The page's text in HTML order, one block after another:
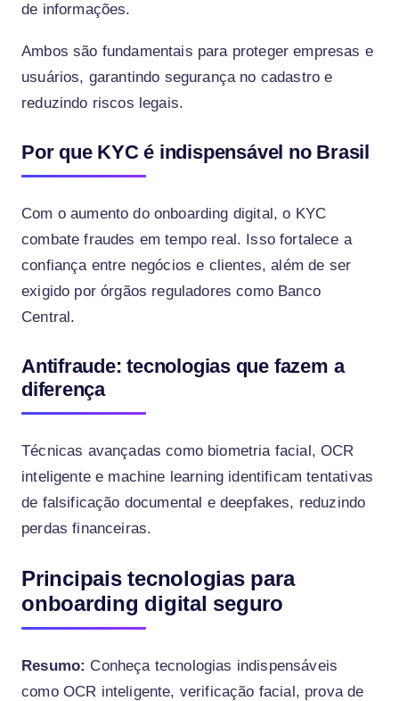
de informações.
Ambos são fundamentais para proteger empresas e
usuários, garantindo segurança no cadastro e
reduzindo riscos legais.
Por que KYC é indispensável no Brasil
Com o aumento do onboarding digital, o KYC
combate fraudes em tempo real. Isso fortalece a
confiança entre negócios e clientes, além de ser
exigido por órgãos reguladores como Banco
Central.
Antifraude: tecnologias que fazem a
diferença
Técnicas avançadas como biometria facial, OCR
inteligente e machine learning identificam tentativas
de falsificação documental e deepfakes, reduzindo
perdas financeiras.
Principais tecnologias para
onboarding digital seguro
Resumo: Conheça tecnologias indispensáveis
como OCR inteligente, verificação facial, prova de